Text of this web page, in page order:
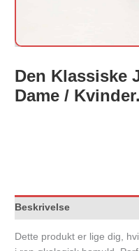
Den Klassiske
Dame / Kvinder.
Beskrivelse
Dette produkt er lige dig,